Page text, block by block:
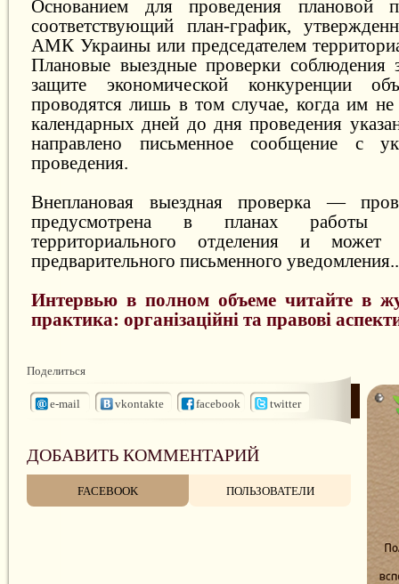
Основанием для проведения плановой
соответствующий план-график,
АМК Украины или председателем
Плановые выездные проверки соблюдения
защите экономической конкуренции
проводятся лишь в том случае, когда им
календарных дней до дня проведения
направлено письменное сообщение с
проведения.
Внеплановая выездная проверка —
предусмотрена в планах
территориального отделения и может
предварительного письменного
Интервью в полном объеме читайте в
практика: організаційні та правові
Поделиться
e-mail vkontakte facebook twitter
ДОБАВИТЬ КОММЕНТАРИЙ
FACEBOOK ПОЛЬЗОВАТЕЛИ